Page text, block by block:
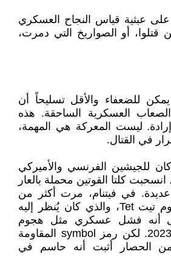
على عبثية قياس النجاح العسكري
قتلوا، أو الصواريخ التي دمرت،
للضعفاء والأقل تسليحاً أن
العسكرية الساحقة. هذه
ليست المعركة هي المهمة،
في القتال.
كان للجيشين الفرنسي والأميركي
كلتا القوتين محملة بالعار
في فيتنام، مرت أكثر من
ست سنوات منذ هجوم تيت Tet، والذي كان يُنظر إليه
أنه فشل عسكري مثل هجوم
حماس في 7 أكتوبر 2023. لكن رمز symbol المقاومة
الحصار أثبت أنه حاسم في